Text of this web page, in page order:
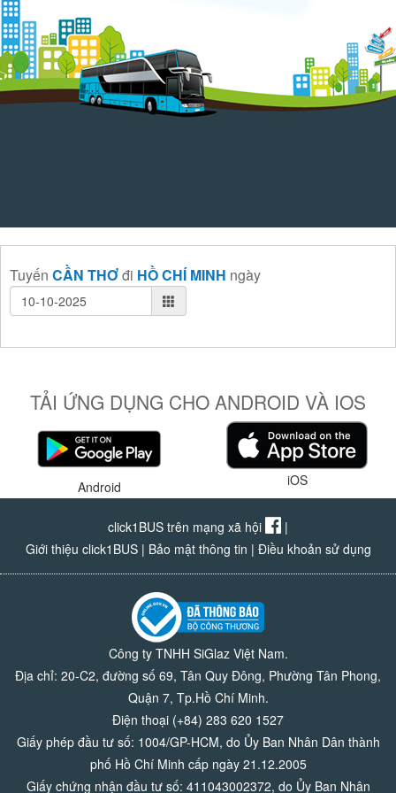
Tuyến CẦN THƠđi HỒ CHÍ MINH ngày
TẢI ỨNG DỤNG CHO ANDROID VÀ IOS
Android iOS
click1BUS trên mạng xã hội
|
Giới thiệu click1BUS| Bảo mật thông tin | Điều khoản sử dụng
Công ty TNHH SiGlaz Việt Nam.
Địa chỉ: 20-C2, đường số 69, Tân Quy Đông, Phường Tân Phong,
Quận 7, Tp.Hồ Chí Minh.
Điện thoại (+84) 283 620 1527
Giấy phép đầu tư số: 1004/GP-HCM, do Ủy Ban Nhân Dân thành
phố Hồ Chí Minh cấp ngày 21.12.2005
Giấy chứng nhận đầu tư số: 411043002372, do Ủy Ban Nhân